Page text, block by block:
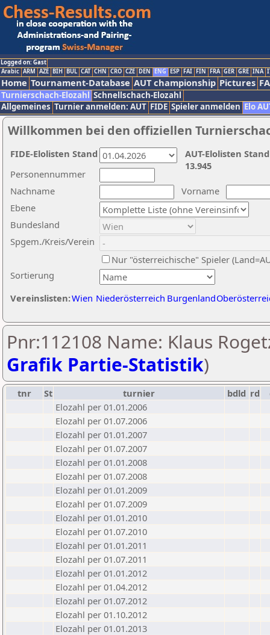
Logged on: Gast
Arabic ARM AZE BIH BUL CAT CHN CRO CZE DEN ENG ESP FAI FIN FRA GER GRE INA
Home Tournament-Database AUT championship Pictures
Turnierschach-Elozahl Schnellschach-Elozahl
Allgemeines Turnier anmelden: AUT FIDE Spieler anmelden Elo
Willkommen bei den offiziellen
Nachname
Vorname
Ebene
Sortierung
Personennummer
Bundesland
Spgem./Kreis/Verein
Nur "österreichische" Spieler
Vereinslisten:Wien Niederösterreich Burgenland
AUT-Elolisten
13.945
FIDE-Elolisten Stand
Pnr:112108 Name: Klaus
Grafik Partie-Statistik)
tnr St turnier bdld rd
Elozahl per 01.01.2006
Elozahl per 01.07.2006
Elozahl per 01.01.2007
Elozahl per 01.07.2007
Elozahl per 01.01.2008
Elozahl per 01.07.2008
Elozahl per 01.01.2009
Elozahl per 01.07.2009
Elozahl per 01.01.2010
Elozahl per 01.07.2010
Elozahl per 01.01.2011
Elozahl per 01.07.2011
Elozahl per 01.01.2012
Elozahl per 01.04.2012
Elozahl per 01.07.2012
Elozahl per 01.10.2012
Elozahl per 01.01.2013